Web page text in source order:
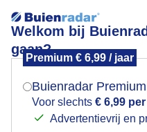
Welkom bij
gaan?
Premium € 6,99 / jaar
Buienradar Premium
Voor slechts € 6,99
Advertentievrij en
Shelf cloud bij
Mogen we je